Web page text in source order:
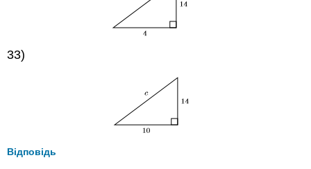
33)
Відповідь